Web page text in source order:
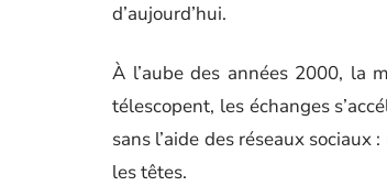
d’aujourd’hui.
À l’aube des années 2000, la
télescopent, les échanges
sans l’aide des réseaux
les têtes.